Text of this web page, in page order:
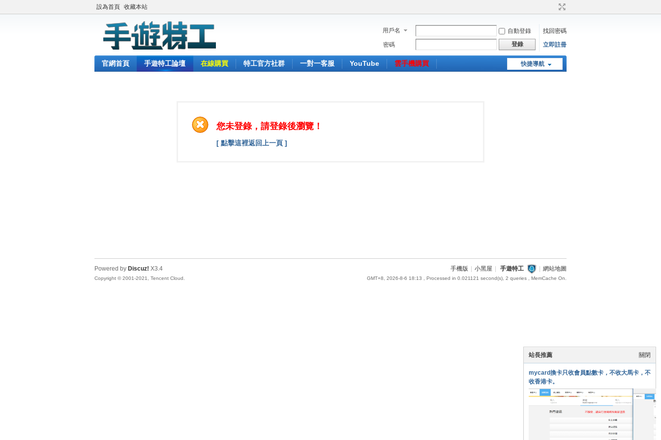
設為首頁 收藏本站
用戶名 自動登錄
找回密碼
密碼
登錄 立即註冊
快捷導航
官網首頁 手遊特工論壇 在線購買 特工官方社群 一對一客服 YouTube
雲手機購買
您未登錄，請登錄後瀏覽！
[ 點擊這裡返回上一頁 ]
關閉
站長推薦
mycard換卡只收會員點數卡，不收大馬卡，不
收香港卡。
手機版 小黑屋 手遊特工 網站地圖
GMT+8, 2026-8-6 18:13 , Processed in 0.021121 second(s), 2 queries , MemCache On.
Powered by Discuz! X3.4
Copyright © 2001-2021, Tencent Cloud.